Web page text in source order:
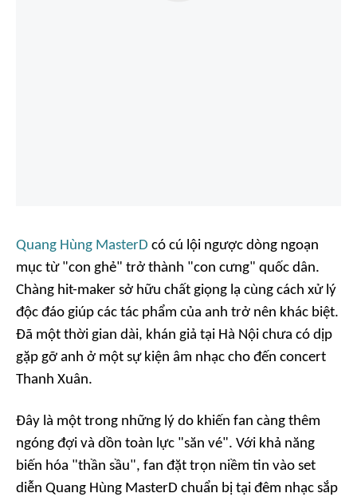
Quang Hùng MasterD có cú lội ngược dòng ngoạn
mục từ "con ghẻ" trở thành "con cưng" quốc dân.
Chàng hit-maker sở hữu chất giọng lạ cùng cách xử lý
độc đáo giúp các tác phẩm của anh trở nên khác biệt.
Đã một thời gian dài, khán giả tại Hà Nội chưa có dịp
gặp gỡ anh ở một sự kiện âm nhạc cho đến concert
Thanh Xuân.
Đây là một trong những lý do khiến fan càng thêm
ngóng đợi và dồn toàn lực "săn vé". Với khả năng
biến hóa "thần sầu", fan đặt trọn niềm tin vào set
diễn Quang Hùng MasterD chuẩn bị tại đêm nhạc sắp